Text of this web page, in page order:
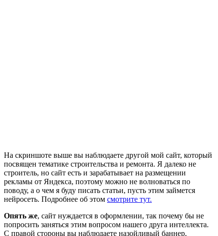
На скриншоте выше вы наблюдаете другой мой сайт, который
посвящен тематике строительства и ремонта. Я далеко не
строитель, но сайт есть и зарабатывает на размещении
рекламы от Яндекса, поэтому можно не волноваться по
поводу, а о чем я буду писать статьи, пусть этим займется
нейросеть. Подробнее об этом смотрите тут.
Опять же, сайт нуждается в оформлении, так почему бы не
попросить заняться этим вопросом нашего друга интеллекта.
С правой стороны вы наблюдаете назойливый баннер,